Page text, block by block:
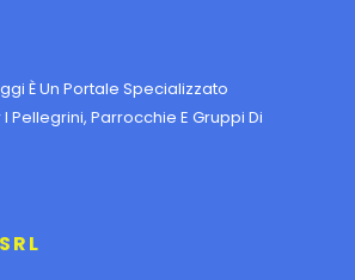
È Un Portale Specializzato
Pellegrini, Parrocchie E Gruppi Di